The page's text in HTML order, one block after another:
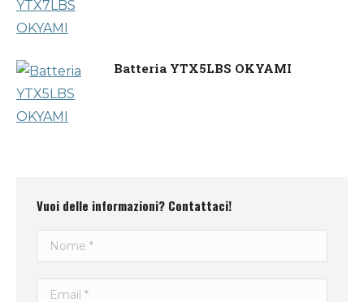
Batteria YTX5LBS OKYAMI
Vuoi delle informazioni? Contattaci!